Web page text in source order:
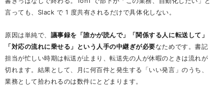
言っても、Slack で 1 度共有されるだけで具体化しない。
原因は単純で、 議事録を「誰かが読んで」「関係する人に転送して」
「対応の流れに乗せる」という人手の中継ぎが必要なためです。書記
担当が忙しい時期は転送が止まり、転送先の人が休暇のときは流れが
切れます。結果として、月に何百件と発生する「いい発言」のうち、
業務として拾われるのは数件にとどまります。